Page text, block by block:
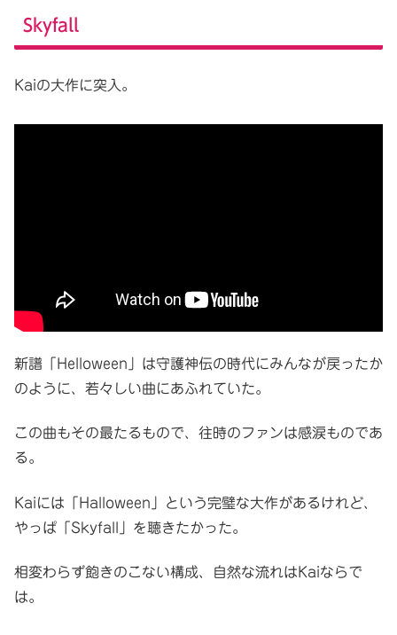
Skyfall
Kaiの大作に突入。
新譜「Helloween」は守護神伝の時代にみんなが戻ったか
のように、若々しい曲にあふれていた。
この曲もその最たるもので、往時のファンは感涙ものであ
る。
Kaiには「Halloween」という完璧な大作があるけれど、
やっぱ「Skyfall」を聴きたかった。
相変わらず飽きのこない構成、自然な流れはKaiならで
は。